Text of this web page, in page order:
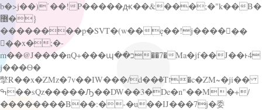
b�>j��)΄��!P�����ԫ��&���;�"k��B�
޶�}
��������p�SVT�(w��ę��!j������
��x�;�-
m��@J����nQ+���պ��כ��7�Ma�jf��J��ͱ4
j���Ѳ�
撆R��x�ZMz�7v��IW���/d��ٞ�Тז�c�ZM~�ji��
ߒ��sQz�����Ԡ��DW��3�De�n"��M�+/
��������B��:�-�u��IJ���7j�委